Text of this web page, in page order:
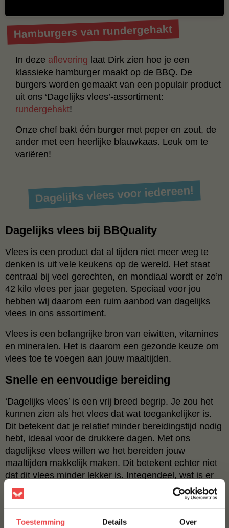
Toestemming Details Over
Hamburgers van rundergehakt
In deze aflevering laat Dirk zien hoe je een
klassieke hamburger maakt op de BBQ. De
burgers worden gemaakt van een populair product
uit ons ‘Dagelijks vlees’-assortiment:
rundergehakt!
Onze chef bakt één burger met peper en zout, de
ander met een heerlijke blauwkaas. Leuk om te
variëren!
Dagelijks vlees voor iedereen!
Dagelijks vlees bij BBQuality
Vlees is een product dat al tijden niet meer weg te
denken is uit vele keukens op de wereld. Het staat
centraal bij veel gerechten, en mondiaal wordt er zo’n
42 kilo vlees per jaar gegeten. Speciaal voor jou
hebben wij daarom een ruim aanbod van dagelijks
vlees in ons assortiment.
Vlees is een belangrijke bron van eiwitten, vitamines
en mineralen. Het is daarom een gezonde keuze om
vlees toe te voegen aan jouw maaltijden.
Snelle en eenvoudige bereiding
‘Dagelijks vlees’ is een vrij breed begrip. Je zou het
kunnen zien als het vlees dat wat toegankelijker is.
Dit betekent dat je relatief minder bereidingstijd nodig
hebt, ideaal voor de drukkere dagen. Met ons
dagelijkse vlees willen we het bereiden jouw
maaltijden makkelijk maken. Dit betekent echter niet
dat dit vlees minder lekker is. Integendeel, wat is er
nu lekkerder dan een heerlijk, sappig stukje vlees na
een lange dag? Even lekker bijkomen aan tafel.